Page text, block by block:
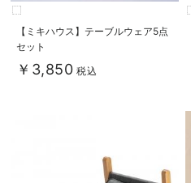
【ミキハウス】テーブルウェア5点
セット
￥3,850 税込